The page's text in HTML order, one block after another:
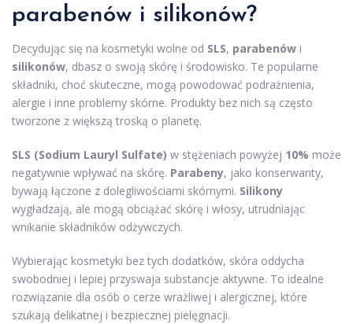
parabenów i silikonów?
Decydując się na kosmetyki wolne od SLS, parabenów i
silikonów, dbasz o swoją skórę i środowisko. Te popularne
składniki, choć skuteczne, mogą powodować podrażnienia,
alergie i inne problemy skórne. Produkty bez nich są często
tworzone z większą troską o planetę.
SLS (Sodium Lauryl Sulfate) w stężeniach powyżej 10% może
negatywnie wpływać na skórę. Parabeny, jako konserwanty,
bywają łączone z dolegliwościami skórnymi. Silikony
wygładzają, ale mogą obciążać skórę i włosy, utrudniając
wnikanie składników odżywczych.
Wybierając kosmetyki bez tych dodatków, skóra oddycha
swobodniej i lepiej przyswaja substancje aktywne. To idealne
rozwiązanie dla osób o cerze wrażliwej i alergicznej, które
szukają delikatnej i bezpiecznej pielęgnacji.